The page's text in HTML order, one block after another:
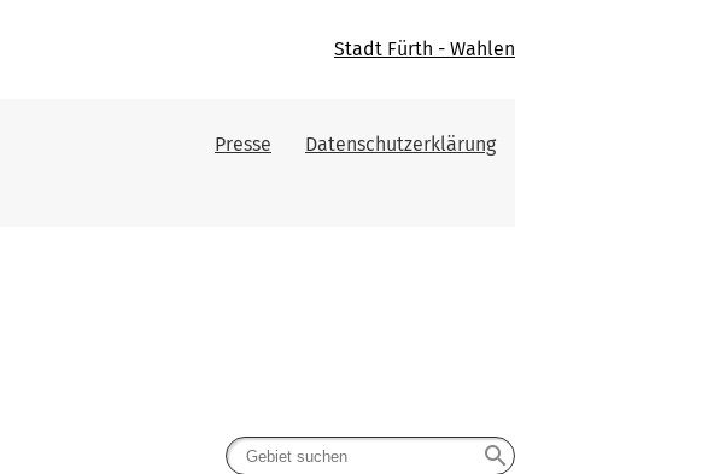
Stadt Fürth - Wahlen
Presse Datenschutzerklärung
search